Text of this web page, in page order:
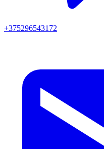
+375296543172